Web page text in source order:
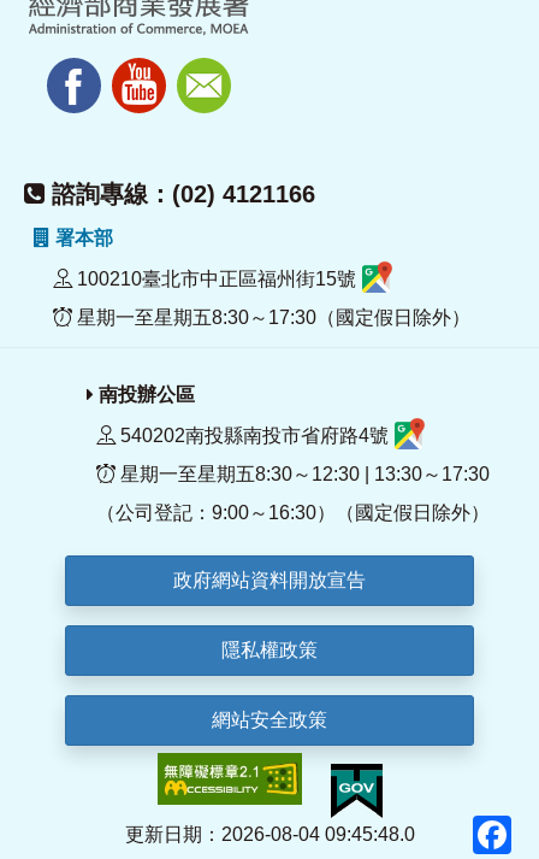
諮詢專線：(02) 4121166
署本部
100210臺北市中正區福州街15號
星期一至星期五8:30～17:30（國定假日除外）
南投辦公區
540202南投縣南投市省府路4號
星期一至星期五8:30～12:30 | 13:30～17:30
（公司登記：9:00～16:30）（國定假日除外）
政府網站資料開放宣告
隱私權政策
網站安全政策
更新日期：2026-08-04 09:45:48.0